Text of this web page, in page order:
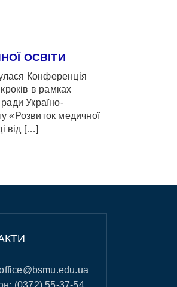
ОСВІТИ
Конференція
в рамках
Україно-
«Розвиток медичної
від […]
(0372) 55-37-54